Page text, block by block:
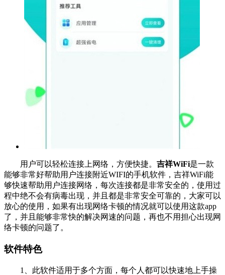
用户可以轻松连接上网络，方便快捷。 吉祥WiFi是一款
能够非常好帮助用户连接附近WIFI的手机软件，吉祥WiFi能
够快速帮助用户连接网络，每次连接都是非常安全的，使用过
程中绝不会有病毒出现，并且都是非常安全可靠的，大家可以
放心的使用，如果有出现网络卡顿的情况就可以使用这款app
了，并且能够非常快的解决网速的问题，再也不用担心出现网
络卡顿的问题了。
软件特色
1、此软件适用于多个方面，每个人都可以快速地上手操